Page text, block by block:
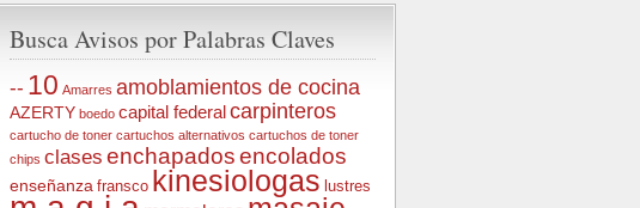
Busca Avisos por Palabras Claves
-- 10 Amarres amoblamientos de cocina
AZERTY boedo capital federal carpinteros
cartucho de toner cartuchos alternativos cartuchos de toner
chips clases enchapadosencolados
enseñanza fransco kinesiologas lustres